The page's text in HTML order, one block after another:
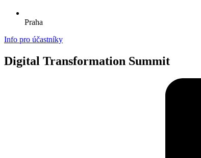
Praha
Info pro účastníky
Digital Transformation Summit